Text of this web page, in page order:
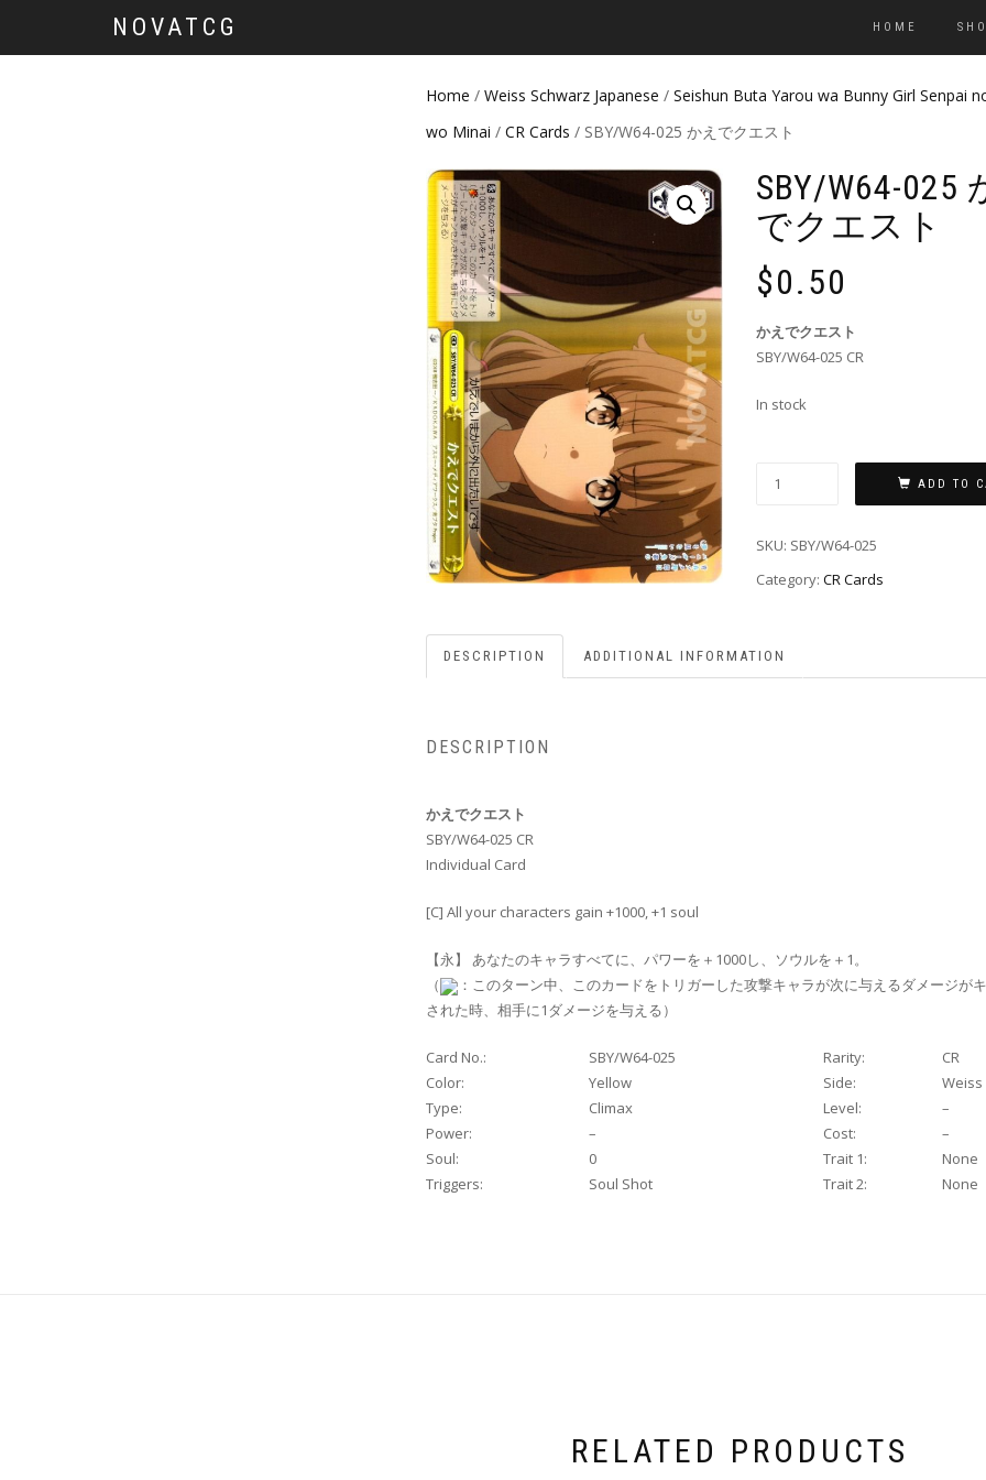
NOVATCG HOME
Home / Weiss Schwarz Japanese / Seishun Buta Yarou wa Bunny Girl Senpai
wo Minai / CR Cards / SBY/W64-025 かえでクエスト
SBY/W64-025
でクエスト
$0.50
かえでクエスト
SBY/W64-025 CR
In stock
ADD TO
SKU: SBY/W64-025
Category: CR Cards
DESCRIPTION ADDITIONAL INFORMATION
DESCRIPTION
かえでクエスト
SBY/W64-025 CR
Individual Card
[C] All your characters gain +1000, +1 soul
【永】 あなたのキャラすべてに、パワーを＋1000し、ソウルを＋1。
（
：このターン中、このカードをトリガーした攻撃キャラが次に与えるダメージが
された時、相手に1ダメージを与える）
Card No.: SBY/W64-025 Rarity:
CR
Color:
Yellow Side:
Weiss
Type:
Climax Level:
–
Power:
– Cost:
–
Soul:
0 Trait 1:
None
Triggers:
Soul Shot Trait 2: None
RELATED PRODUCTS